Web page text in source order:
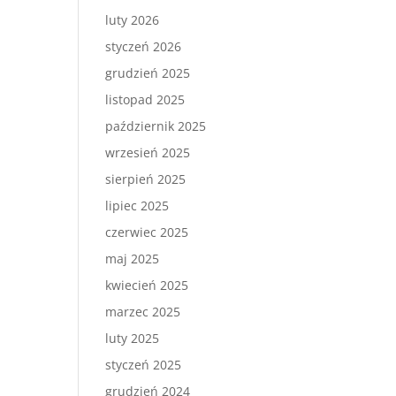
luty 2026
styczeń 2026
grudzień 2025
listopad 2025
październik 2025
wrzesień 2025
sierpień 2025
lipiec 2025
czerwiec 2025
maj 2025
kwiecień 2025
marzec 2025
luty 2025
styczeń 2025
grudzień 2024